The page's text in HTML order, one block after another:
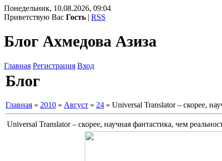
Понедельник, 10.08.2026, 09:04
Приветствую Вас Гость | RSS
Блог Ахмедова Азиза
Главная Регистрация Вход
Блог
Главная » 2010 » Август » 24 » Universal Translator – скорее,
Universal Translator – скорее, научная фантастика, чем